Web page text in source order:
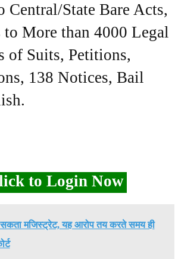
Central/State Bare Acts,
More than 4000 Legal
of Suits, Petitions,
138 Notices, Bail
to Login Now
सकता मजिस्ट्रेट, यह आरोप तय करते समय ही